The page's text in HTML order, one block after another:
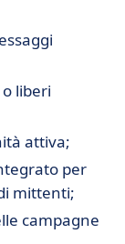
liberi
attiva;
per
mittenti;
campagne